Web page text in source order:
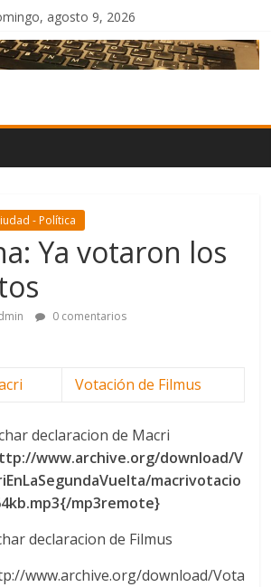
agosto 9, 2026
- Política
Ya votaron los
0 comentarios
Votación de Filmus
declaracion de Macri
www.archive.org/download/V
macrivotacio
mp3remote}
declaracion de Filmus
www.archive.org/download/Vota